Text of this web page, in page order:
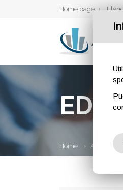
Home page
EDIL
Home Aziende